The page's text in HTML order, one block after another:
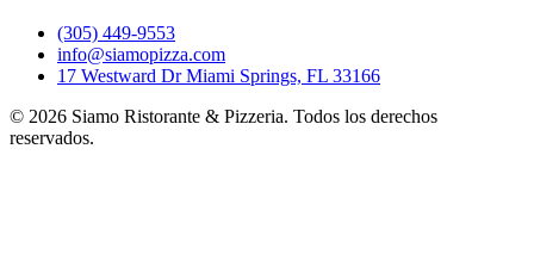
(305) 449-9553
info@siamopizza.com
17 Westward Dr Miami Springs, FL 33166
© 2026 Siamo Ristorante & Pizzeria. Todos los derechos
reservados.